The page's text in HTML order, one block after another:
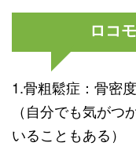
ロコ
1.骨粗鬆症：骨密
（自分でも気が
いることもある）